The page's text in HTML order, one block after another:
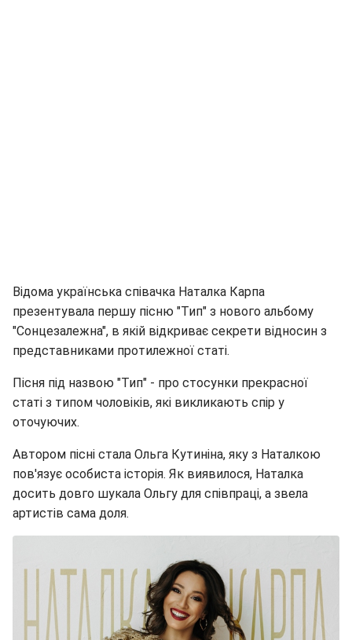
Відома українська співачка Наталка Карпа
презентувала першу пісню "Тип" з нового альбому
"Сонцезалежна", в якій відкриває секрети відносин з
представниками протилежної статі.
Пісня під назвою "Тип" - про стосунки прекрасної
статі з типом чоловіків, які викликають спір у
оточуючих.
Автором пісні стала Ольга Кутиніна, яку з Наталкою
пов'язує особиста історія. Як виявилося, Наталка
досить довго шукала Ольгу для співпраці, а звела
артистів сама доля.